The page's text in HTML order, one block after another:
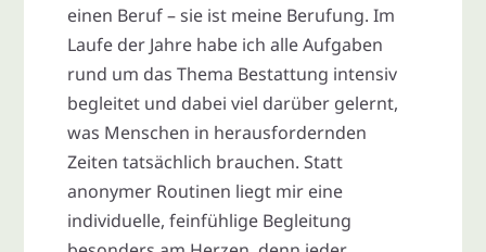
einen Beruf – sie ist meine Berufung. Im
Laufe der Jahre habe ich alle Aufgaben
rund um das Thema Bestattung intensiv
begleitet und dabei viel darüber gelernt,
was Menschen in herausfordernden
Zeiten tatsächlich brauchen. Statt
anonymer Routinen liegt mir eine
individuelle, feinfühlige Begleitung